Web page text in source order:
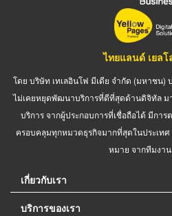
ไทยแลนด์ เยลโ
โดย บริษัท เทเลอินโฟ มีเดีย จำกัด (มหาชน)
ไม่เคยหยุดพัฒนาบริการที่ดีที่สุดด้านดิจิทัล ม
บริการ จากผู้ประกอบการที่เชื่อถือได้ มีกา
ครอบคลุมทุกหมวดธุรกิจมากที่สุดในประเท
หมาย จากทีมงา
เกี่ยวกับเรา
บริการของเรา